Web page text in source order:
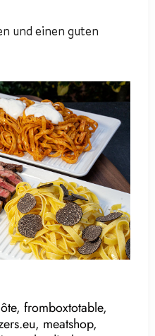
und einen guten
, fromboxtotable,
, meatshop,